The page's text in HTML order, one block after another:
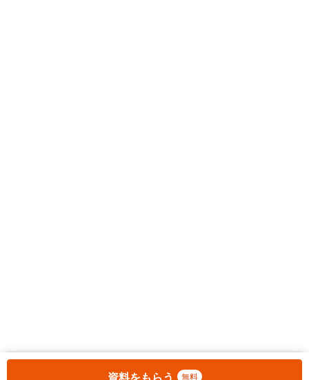
お気に入りに追加しました。
資料をもらう 無料